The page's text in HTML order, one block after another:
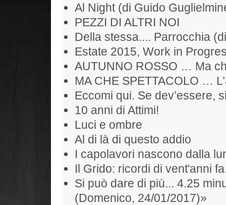
Al Night (di Guido
PEZZI DI ALTRI NOI
Della stessa.... Parrocchia
Estate 2015, Work in
AUTUNNO ROSSO … Ma
MA CHE SPETTACOLO …
Eccomi qui. Se dev’essere,
10 anni di Attimi!
Luci e ombre
Al di là di questo addio
I capolavori nascono dalla
Il Grido: ricordi di vent'anni
Si può dare di più... 4.25
(Domenico, 24/01/2017)»